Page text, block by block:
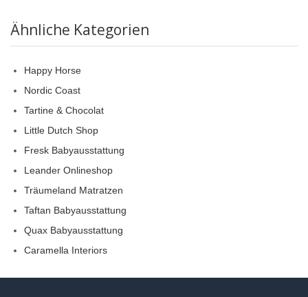
Ähnliche Kategorien
Happy Horse
Nordic Coast
Tartine & Chocolat
Little Dutch Shop
Fresk Babyausstattung
Leander Onlineshop
Träumeland Matratzen
Taftan Babyausstattung
Quax Babyausstattung
Caramella Interiors